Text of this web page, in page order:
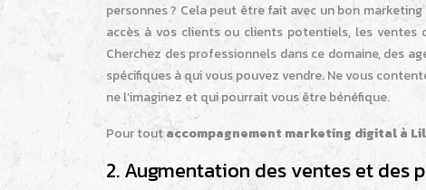
personnes ? Cela peut être fait avec un bon
accès à vos clients ou clients potentiels, les
Cherchez des professionnels dans ce domaine, des
spécifiques à qui vous pouvez vendre. Ne vous
ne l’imaginez et qui pourrait vous être bénéfique.
Pour toutaccompagnement marketing digital à
2. Augmentation des ventes et des